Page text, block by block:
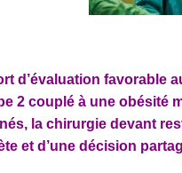
d’évaluation favorable
2 couplé à une obésité
la chirurgie devant
et d’une décision